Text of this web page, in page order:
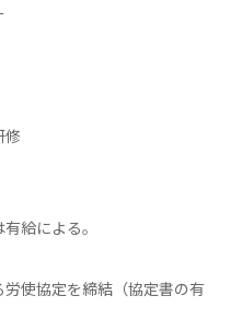
修
給による。
使協定を締結（協定書の有